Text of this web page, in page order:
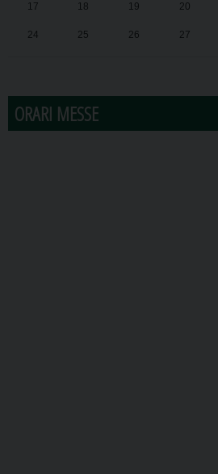
17 18 19 20
24 25 26 27
ORARI MESSE